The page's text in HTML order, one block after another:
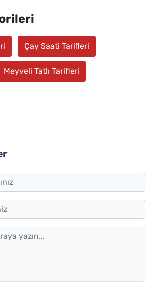
Çay Saati Tarifleri
Meyveli Tatlı Tarifleri